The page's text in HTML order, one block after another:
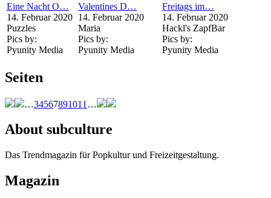
Eine Nacht O…
14. Februar 2020
Puzzles
Pics by:
Pyunity Media
Valentines D…
14. Februar 2020
Maria
Pics by:
Pyunity Media
Freitags im…
14. Februar 2020
Hackl's ZapfBar
Pics by:
Pyunity Media
Seiten
…34567891011 …
About subculture
Das Trendmagazin für Popkultur und Freizeitgestaltung.
Magazin